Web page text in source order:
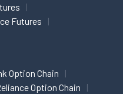
Futures
Option Chain
Option Chain